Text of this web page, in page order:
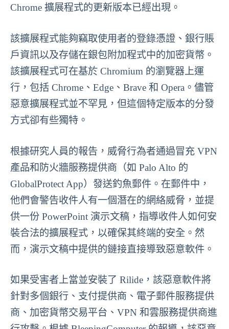
Chrome 擴展程式的更新版本已經出現。
該擴展程式能夠竊取使用者的登錄憑證、銀行賬
戶資訊以及存儲在銀包附加程式中的加密貨幣。
該擴展程式可在基於 Chromium 的瀏覽器上運
行，包括 Chrome、Edge、Brave 和 Opera。儘管
惡意擴展程式並不罕見，但這個特定版本的分發
方式卻有些獨特。
根據研究人員的報告，威脅行為者通過冒充 VPN
產品和防火牆服務提供商（如 Palo Alto 的
GlobalProtect App）發送釣魚郵件。在郵件中，
他們會警告收件人有一個潛在的網絡威脅，並提
供一份 PowerPoint 演示文稿，指導收件人如何安
裝合法的擴展程式，以確保其終端的安全。然
而，演示文稿中提供的鏈接直接導致惡意軟件。
如果受害者上當並安裝了 Rilide，該惡意軟件將
針對多個銀行、支付提供商、電子郵件服務提供
商、加密貨幣交易平台、VPN 和雲服務提供商進